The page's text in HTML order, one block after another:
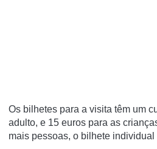
Os bilhetes para a visita têm um
adulto, e 15 euros para as
mais pessoas, o bilhete individual